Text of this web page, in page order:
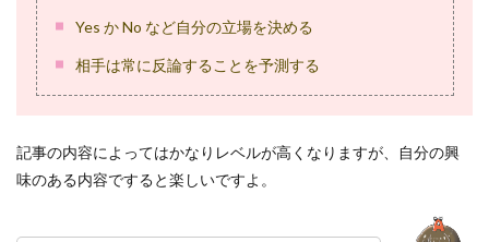
Yes か No など自分の立場を決める
相手は常に反論することを予測する
記事の内容によってはかなりレベルが高くなりますが、自分の興
味のある内容ですると楽しいですよ。